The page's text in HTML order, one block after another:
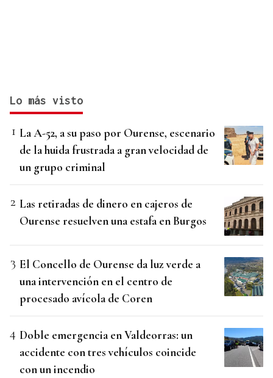
Lo más visto
La A-52, a su paso por Ourense, escenario
de la huida frustrada a gran velocidad de
un grupo criminal
Las retiradas de dinero en cajeros de
Ourense resuelven una estafa en Burgos
El Concello de Ourense da luz verde a
una intervención en el centro de
procesado avícola de Coren
Doble emergencia en Valdeorras: un
accidente con tres vehículos coincide
con un incendio